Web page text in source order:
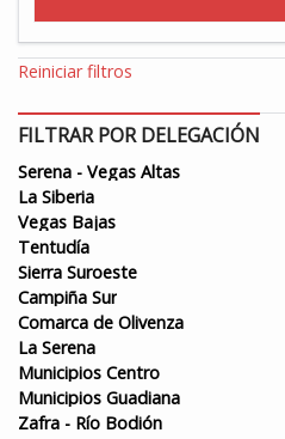
Reiniciar filtros
FILTRAR POR DELEGACIÓN